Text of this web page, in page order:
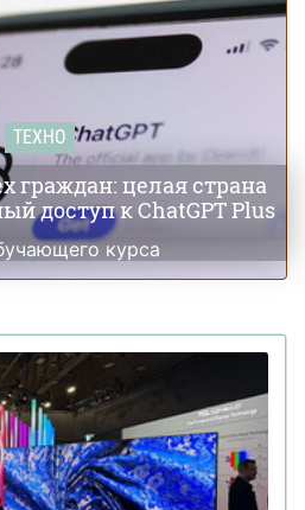
ТЕХНО
граждан: целая страна
доступ к ChatGPT Plus
курса